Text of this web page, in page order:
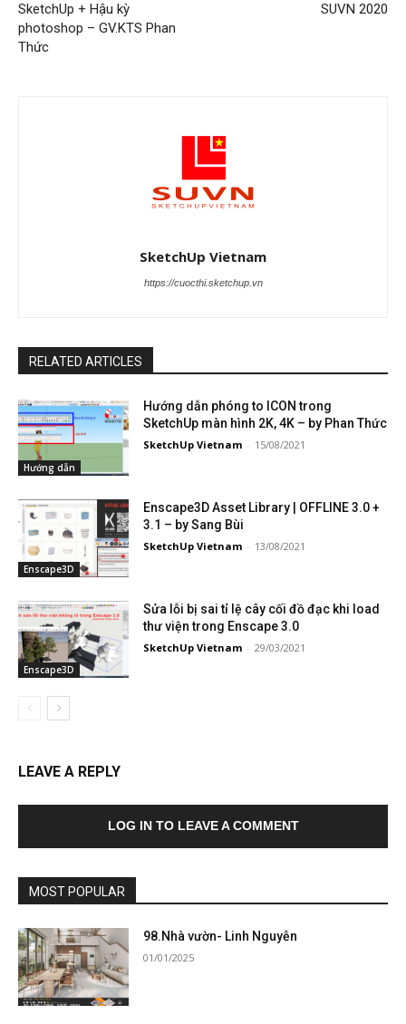
SketchUp + Hậu kỳ
photoshop – GV.KTS Phan
Thức
SUVN 2020
SketchUp Vietnam
https://cuocthi.sketchup.vn
RELATED ARTICLES
Hướng dẫn
Hướng dẫn phóng to ICON trong
SketchUp màn hình 2K, 4K – by Phan Thức
SketchUp Vietnam - 15/08/2021
Enscape3D
Enscape3D Asset Library | OFFLINE 3.0 +
3.1 – by Sang Bùi
SketchUp Vietnam - 13/08/2021
Enscape3D
Sửa lỗi bị sai tỉ lệ cây cối đồ đạc khi load
thư viện trong Enscape 3.0
SketchUp Vietnam - 29/03/2021
LEAVE A REPLY
LOG IN TO LEAVE A COMMENT
MOST POPULAR
98.Nhà vườn- Linh Nguyễn
01/01/2025